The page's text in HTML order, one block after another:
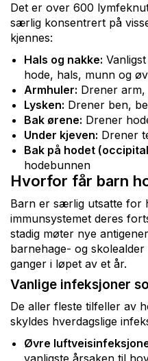
Det er over 600
særlig konsentrert på
kjennes:
Hals og nakke:
hode, hals, munn og
Armhuler: Drener
Lysken: Drener ben,
Bak ørene: Drener
Under kjeven: Drener
Bak på hodet
hodebunnen
Hvorfor får barn
Barn er særlig utsatte for
immunsystemet deres
stadig møter nye
barnehage- og
ganger i løpet av et år.
Vanlige infeksjoner
De aller fleste tilfeller av
skyldes hverdagslige
Øvre